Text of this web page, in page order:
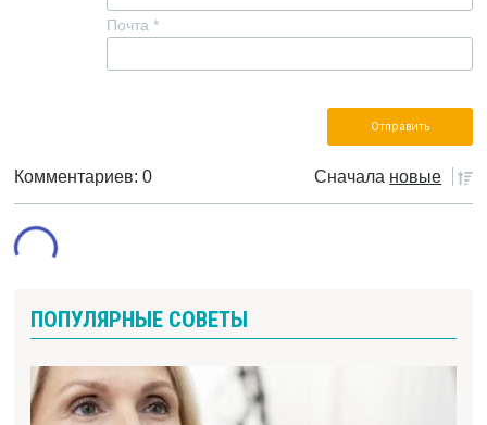
Почта *
Комментариев: 0 Сначала новые
ПОПУЛЯРНЫЕ СОВЕТЫ